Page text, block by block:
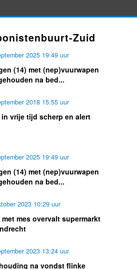
Zuid
2025 19:49 uur
(14) met (nep)vuurwapen
na bed...
2018 15:55 uur
in vrije tijd scherp en alert
2025 19:49 uur
(14) met (nep)vuurwapen
na bed...
2023 10:29 uur
met mes overvalt supermarkt
2023 13:24 uur
na vondst flinke